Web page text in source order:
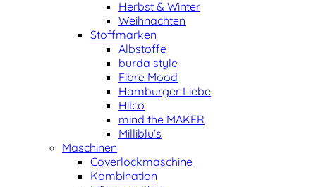
Herbst & Winter
Weihnachten
Stoffmarken
Albstoffe
burda style
Fibre Mood
Hamburger Liebe
Hilco
mind the MAKER
Milliblu’s
Maschinen
Coverlockmaschine
Kombination